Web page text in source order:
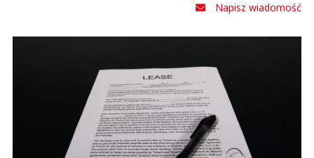
Napisz wiadomość